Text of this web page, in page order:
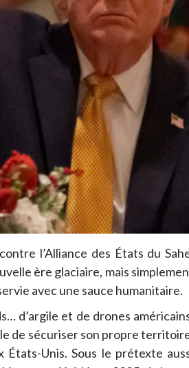
l’Alliance des États du
ère glaciaire, mais
avec une sauce humanitaire.
d’argile et de drones
de sécuriser son propre
Unis. Sous le prétexte